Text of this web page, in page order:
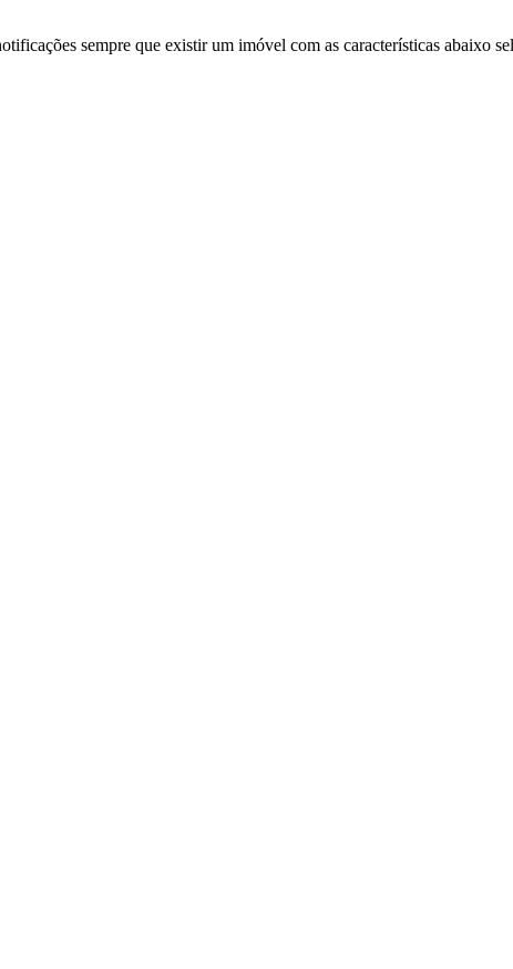
sempre que existir um imóvel com as características abaixo